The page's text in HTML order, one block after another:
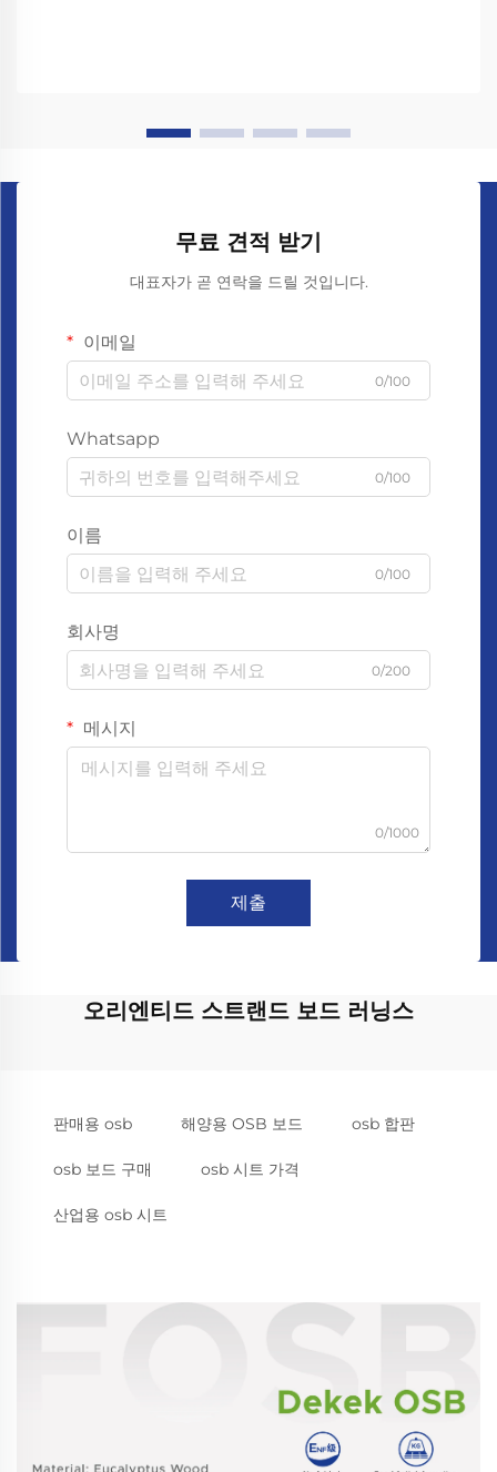
무료 견적 받기
대표자가 곧 연락을 드릴 것입니다.
이메일
0/100
Whatsapp
0/100
이름
0/100
회사명
0/200
메시지
0/1000
제출
오리엔티드 스트랜드 보드 러닝스
판매용 osb 해양용 OSB 보드 osb 합판
osb 보드 구매 osb 시트 가격
산업용 osb 시트